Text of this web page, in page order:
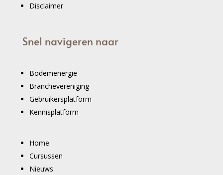
Disclaimer
Snel navigeren naar
Bodemenergie
Branchevereniging
Gebruikersplatform
Kennisplatform
Home
Cursussen
Nieuws